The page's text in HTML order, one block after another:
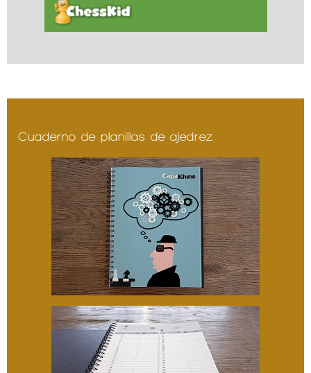
Cuaderno de planillas de ajedrez